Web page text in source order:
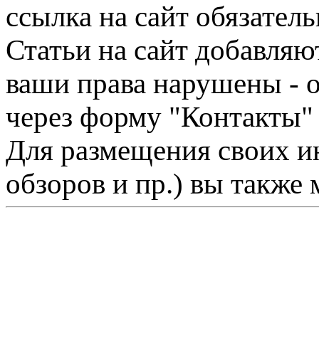
ссылка на сайт
Статьи на сайт
ваши права нарушены -
через форму "Контакты"
Для размещения своих
обзоров и пр.) вы также